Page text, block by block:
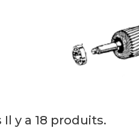
Il y a 18 produits.